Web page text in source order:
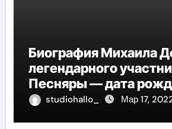
Биография Михаила
легендарного
Песняры — дата
творческий путь и
studiohallo_ Мар 17,